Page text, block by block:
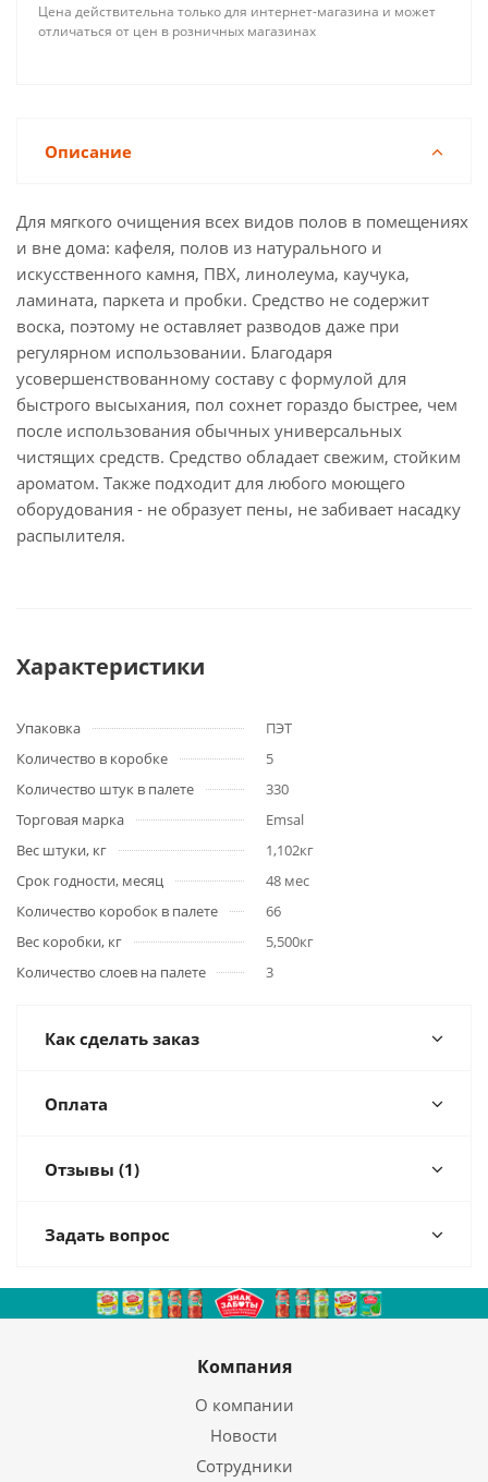
Цена действительна только для интернет-магазина и может
отличаться от цен в розничных магазинах
Описание
Для мягкого очищения всех видов полов в помещениях
и вне дома: кафеля, полов из натурального и
искусственного камня, ПВХ, линолеума, каучука,
ламината, паркета и пробки. Средство не содержит
воска, поэтому не оставляет разводов даже при
регулярном использовании. Благодаря
усовершенствованному составу с формулой для
быстрого высыхания, пол сохнет гораздо быстрее, чем
после использования обычных универсальных
чистящих средств. Средство обладает свежим, стойким
ароматом. Также подходит для любого моющего
оборудования - не образует пены, не забивает насадку
распылителя.
Характеристики
Упаковка
ПЭТ
Количество в коробке
5
Количество штук в палете
330
Торговая марка
Emsal
Вес штуки, кг
1,102кг
Срок годности, месяц
48 мес
Количество коробок в палете
66
Вес коробки, кг
5,500кг
Количество слоев на палете
3
Как сделать заказ
Оплата
Отзывы (1)
Задать вопрос
Компания
О компании
Новости
Сотрудники